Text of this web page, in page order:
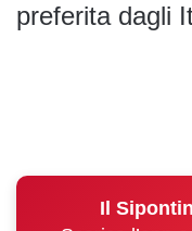
preferita dagli
Il